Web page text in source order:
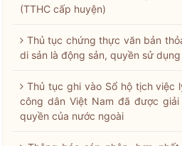
(TTHC cấp huyện)
Thủ tục chứng thực văn bản
di sản là động sản, quyền sử
Thủ tục ghi vào Sổ hộ tịch việc
công dân Việt Nam đã được
quyền của nước ngoài